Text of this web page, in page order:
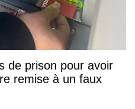
de prison pour avoir
remise à un faux